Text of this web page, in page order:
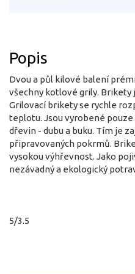
Popis
Dvou a půl kilové balení
všechny kotlové grily. Brikety
Grilovací brikety se rychle
teplotu. Jsou vyrobené
dřevin - dubu a buku. Tím je
připravovaných pokrmů.
vysokou výhřevnost. Jako
nezávadný a ekologický
5/3.5